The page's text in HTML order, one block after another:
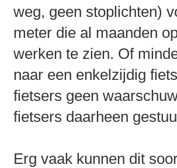
weg, geen stoplichten)
meter die al maanden
werken te zien. Of
naar een enkelzijdig
fietsers geen
fietsers daarheen
Erg vaak kunnen dit